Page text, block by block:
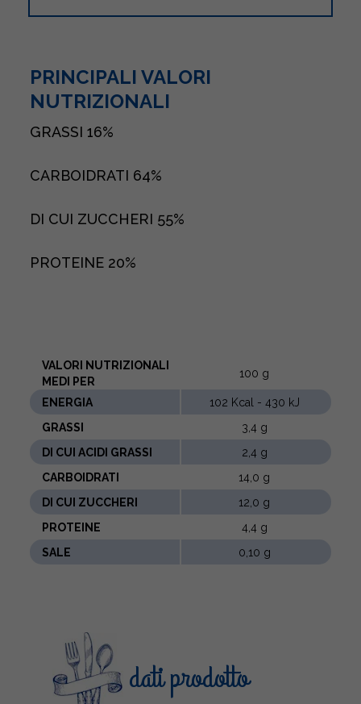
PRINCIPALI VALORI
NUTRIZIONALI
GRASSI 16%
CARBOIDRATI 64%
DI CUI ZUCCHERI 55%
PROTEINE 20%
VALORI NUTRIZIONALI
MEDI PER
100 g
ENERGIA
102 Kcal - 430 kJ
GRASSI
3,4 g
DI CUI ACIDI GRASSI
2,4 g
CARBOIDRATI
14,0 g
DI CUI ZUCCHERI
12,0 g
PROTEINE
4,4 g
SALE
0,10 g
dati prodotto